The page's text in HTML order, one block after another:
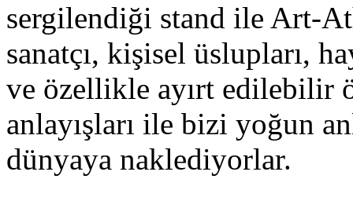
sergilendiği stand ile Art-
sanatçı, kişisel üslupları,
ve özellikle ayırt edilebilir
anlayışları ile bizi yoğun
dünyaya naklediyorlar.